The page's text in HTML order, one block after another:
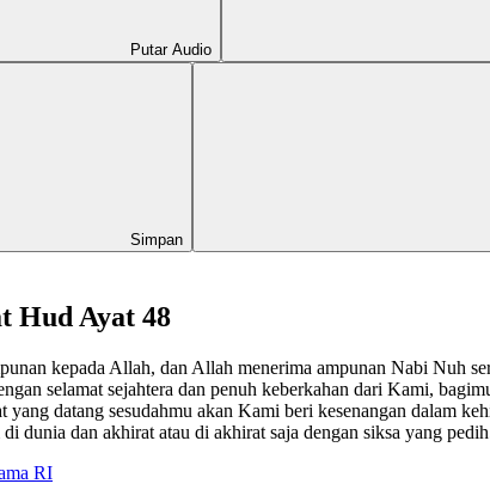
Putar Audio
Simpan
Hud Ayat 48
kepada Allah, dan Allah menerima ampunan Nabi Nuh
selamat sejahtera dan penuh keberkahan dari Kami,
datang sesudahmu akan Kami beri kesenangan dalam
dunia dan akhirat atau di akhirat saja dengan siksa yang
RI